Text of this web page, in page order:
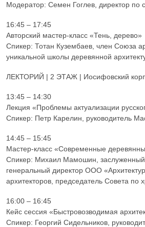
Модератор: Семен Гоглев, директор по
16:45 – 17:45
Авторский мастер-класс «Тень, дерево»
Спикер: Тотан Кузембаев, член Союза
уникальной школы деревянной
ЛЕКТОРИЙ | 2 ЭТАЖ | Иосифовский
13:45 – 14:30
Лекция «Проблемы актуализации
Спикер: Петр Карелин, руководитель
14:45 – 15:45
Мастер-класс «Современные
Спикер: Михаил Мамошин,
генеральный директор ООО
архитекторов, председатель Совета по
16:00 – 16:45
Кейс сессия «Быстровозводимая
Спикер: Георгий Сидельников,